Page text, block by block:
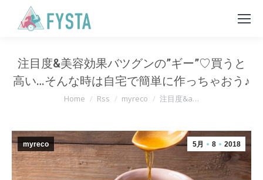
注目度&美容効果バツグンの”ギー”♡買うと
高い…そんな時は自宅で簡単に作っちゃおう♪
You are here:
Home Rss myreco 注目度&a…
5月 8 2018
myreco